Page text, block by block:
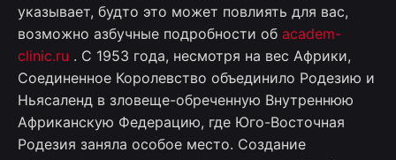
указывает, будто это может повлиять для вас,
возможно азбучные подробности об academ-
clinic.ru . С 1953 года, несмотря на вес Африки,
Соединенное Королевство объединило Родезию и
Ньясаленд в зловеще-обреченную Внутреннюю
Африканскую Федерацию, где Юго-Восточная
Родезия заняла особое место. Создание